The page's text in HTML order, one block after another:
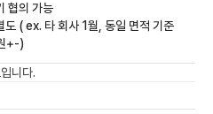
협의 가능
도 ( ex. 타 회사 1월, 동일 면적 기준
+-)
니다.